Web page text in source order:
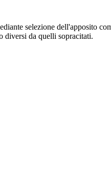
selezione dell'apposito
diversi da quelli sopracitati.